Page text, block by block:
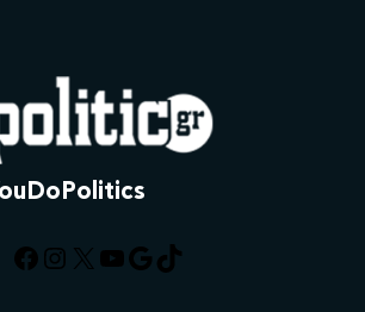
Facebook
Instagram
X YouTube
Google
TikTok